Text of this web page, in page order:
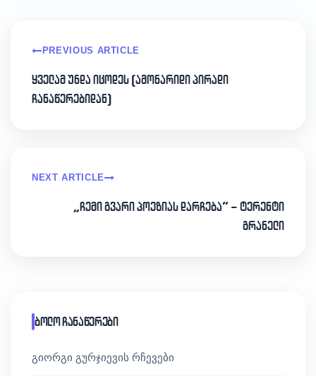
PREVIOUS ARTICLE
ყველამ უნდა იცოდეს (ამონარიდი პირადი
ჩანაწერებიდან)
NEXT ARTICLE
„ჩემი გვარი პოეზიას დარჩება“ – ტერენტი
გრანელი
ბოლო ჩანაწერები
გიორგი გურჯიევის რჩევები